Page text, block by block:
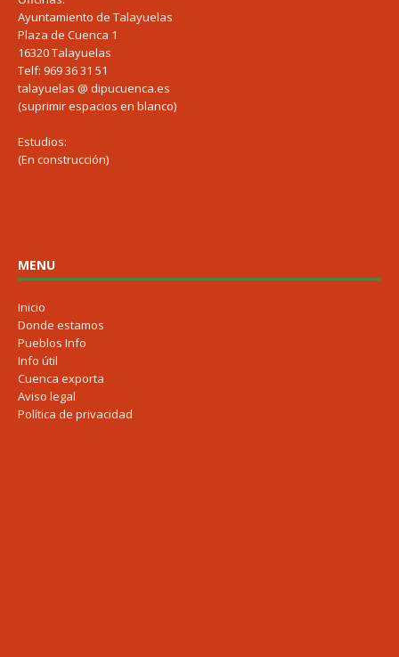
Ayuntamiento de Talayuelas
Plaza de Cuenca 1
16320 Talayuelas
Telf: 969 36 31 51
talayuelas @ dipucuenca.es
(suprimir espacios en blanco)
Estudios:
(En construcción)
MENU
Inicio
Donde estamos
Pueblos Info
Info útil
Cuenca exporta
Aviso legal
Política de privacidad